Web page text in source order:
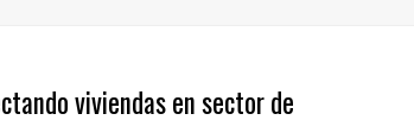
viviendas en sector de